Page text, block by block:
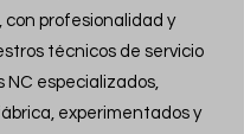
con profesionalidad y
técnicos de servicio
NC especializados,
experimentados y